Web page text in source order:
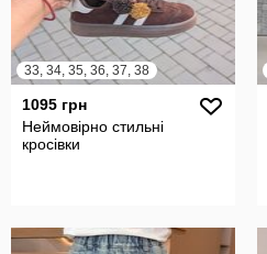
33, 34, 35, 36, 37, 38
1095 грн
Неймовірно стильні
кросівки